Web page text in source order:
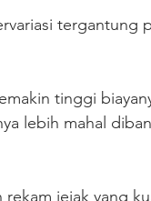
tergantung
tinggi
lebih mahal
jejak yang